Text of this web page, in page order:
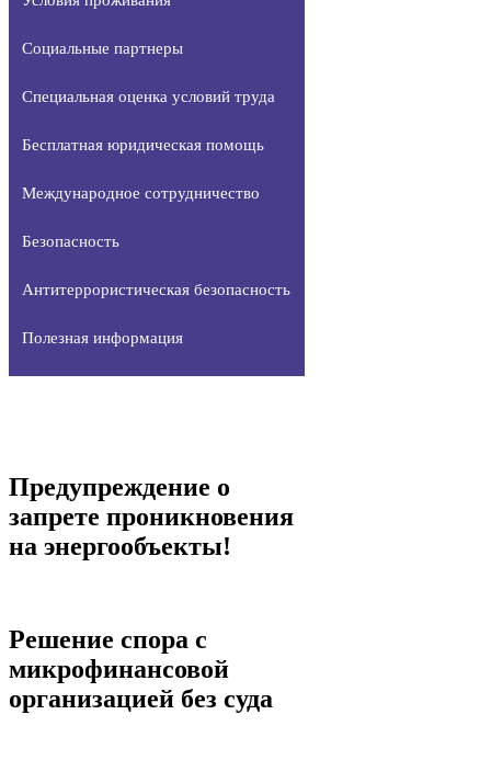
Социальные партнеры
Специальная оценка условий труда
Бесплатная юридическая помощь
Международное сотрудничество
Безопасность
Антитеррористическая безопасность
Полезная информация
Предупреждение о
запрете проникновения
на энергообъекты!
Решение спора с
микрофинансовой
организацией без суда